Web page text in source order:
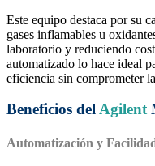
Este equipo destaca por su
gases inflamables u
laboratorio y reduciendo
automatizado lo hace ideal
eficiencia sin comprometer
Beneficios delAgilent
Automatización y